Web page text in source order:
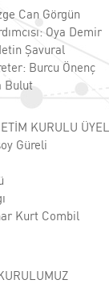
Can Görgün
Oya Demir
Şavural
Burcu Önenç
Bulut
KURULU
Güreli
Kurt Combil